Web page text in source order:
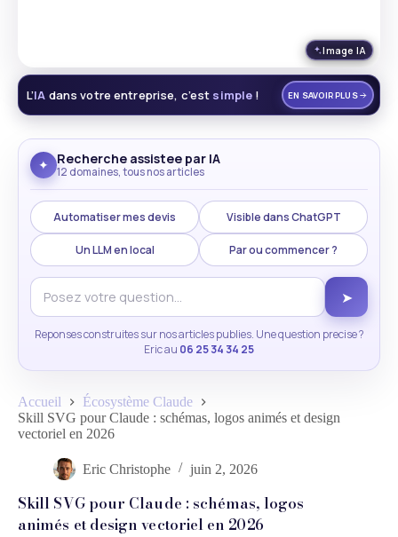
Image IA
L’IA dans votre entreprise, c’est simple ! EN SAVOIR PLUS
✦ Recherche assistee par IA
12 domaines, tous nos articles
Automatiser mes devis Visible dans ChatGPT
Un LLM en local Par ou commencer ?
➤
Reponses construites sur nos articles publies. Une question precise ?
Eric au 06 25 34 34 25
Accueil
Écosystème Claude
Skill SVG pour Claude : schémas, logos animés et design
vectoriel en 2026
Eric Christophe juin 2, 2026
Skill SVG pour Claude : schémas, logos
animés et design vectoriel en 2026